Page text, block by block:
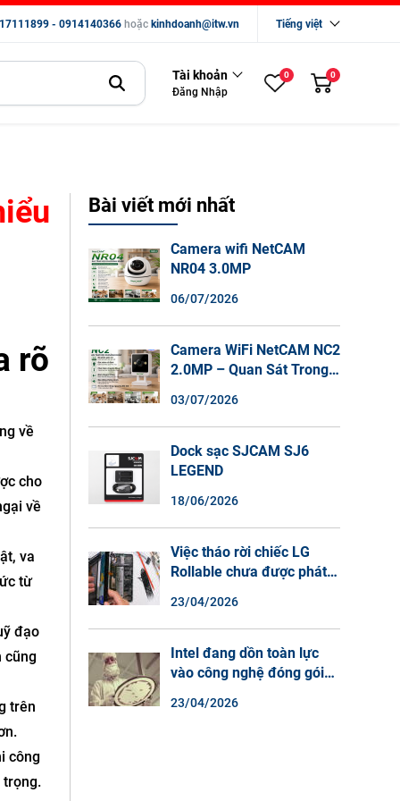
- 0914140366 hoặc kinhdoanh@itw.vn Tiếng việt
Tài khoản
Đăng Nhập
0 0
rõ
về
cho
về
va
từ
đạo
cũng
trên
công
trọng.
Bài viết mới nhất
Camera wifi NetCAM
NR04 3.0MP
06/07/2026
Camera WiFi NetCAM NC2
2.0MP – Quan Sát Trong
Màu Ban Đêm, Đàm Thoại
2 Chiều
03/07/2026
Dock sạc SJCAM SJ6
LEGEND
18/06/2026
Việc tháo rời chiếc LG
Rollable chưa được phát
sao điện thoại màn hình
cuộn không phải là một xu
hướng.
23/04/2026
Intel đang dồn toàn lực
vào công nghệ đóng gói
23/04/2026